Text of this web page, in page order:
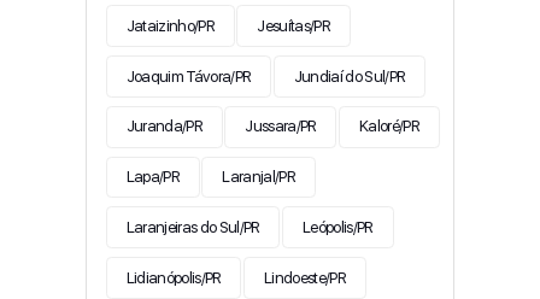
Jataizinho/PR Jesuítas/PR
Joaquim Távora/PR Jundiaí do Sul/PR
Juranda/PR Jussara/PR Kaloré/PR
Lapa/PR Laranjal/PR
Laranjeiras do Sul/PR Leópolis/PR
Lidianópolis/PR Lindoeste/PR